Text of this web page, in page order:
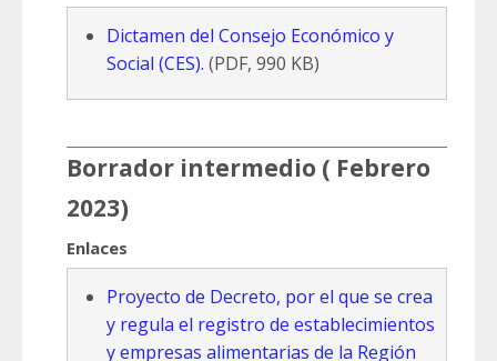
Dictamen del Consejo Económico y
Social (CES). (PDF, 990 KB)
Borrador intermedio ( Febrero
2023)
Enlaces
Proyecto de Decreto, por el que se crea
y regula el registro de establecimientos
y empresas alimentarias de la Región